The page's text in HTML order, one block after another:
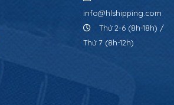
info@hlshipping.com
Thứ 2-6 (8h-18h) /
Thứ 7 (8h-12h)